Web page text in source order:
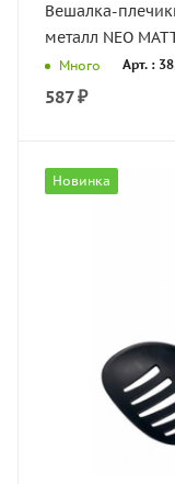
Вешалка-
металл NEO
Много Арт. :
587₽
Новинка